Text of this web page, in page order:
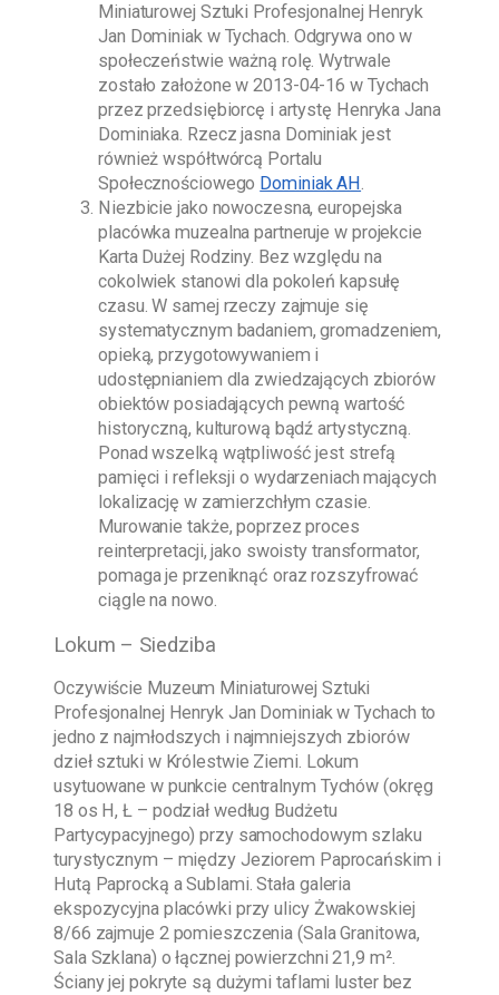
Miniaturowej Sztuki Profesjonalnej Henryk
Jan Dominiak w Tychach. Odgrywa ono w
społeczeństwie ważną rolę. Wytrwale
zostało założone w2013-04-16 w Tychach
przez przedsiębiorcę i artystę Henryka Jana
Dominiaka. Rzecz jasna Dominiakjest
również współtwórcą Portalu
Społecznościowego Dominiak AH.
Niezbicie jako nowoczesna, europejska
placówka muzealna partneruje w projekcie
Karta Dużej Rodziny. Bez względu na
cokolwiek stanowi dla pokoleń kapsułę
czasu. W samej rzeczy zajmuje się
systematycznym badaniem, gromadzeniem,
opieką, przygotowywaniem i
udostępnianiem dla zwiedzających zbiorów
obiektów posiadających pewną wartość
historyczną, kulturową bądź artystyczną.
Ponad wszelką wątpliwość jest strefą
pamięci i refleksji o wydarzeniach mających
lokalizację w zamierzchłym czasie.
Murowanie także, poprzez proces
reinterpretacji, jako swoisty transformator,
pomaga je przeniknąć oraz rozszyfrować
ciągle na nowo.
Lokum – Siedziba
Oczywiście Muzeum Miniaturowej Sztuki
Profesjonalnej Henryk Jan Dominiak w Tychach to
jedno z najmłodszych i najmniejszych zbiorów
dzieł sztuki w Królestwie Ziemi. Lokum
usytuowane w punkcie centralnym Tychów (okręg
18 os H, Ł – podział według Budżetu
Partycypacyjnego) przy samochodowym szlaku
turystycznym – między Jeziorem Paprocańskim i
Hutą Paprocką a Sublami. Stała galeria
ekspozycyjna placówki przy ulicy Żwakowskiej
8/66 zajmuje 2 pomieszczenia (Sala Granitowa,
Sala Szklana) o łącznej powierzchni 21,9 m².
Ściany jej pokryte są dużymi taflami luster bez